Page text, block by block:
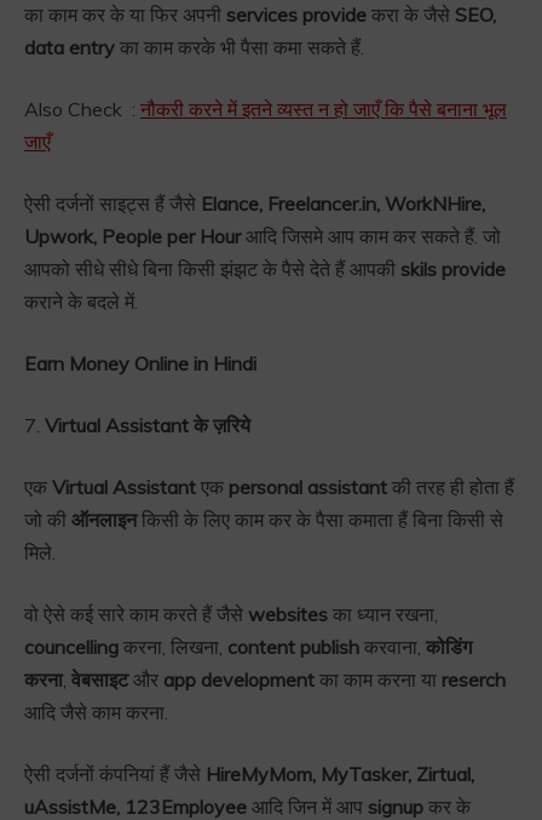
का काम कर के या फिर अपनी services provide करा के जैसे SEO,
data entry का काम करके भी पैसा कमा सकते हैं.
Also Check : नौकरी करने में इतने व्यस्त न हो जाएँ कि पैसे बनाना भूल
जाएँ
ऐसी दर्जनों साइट्स हैं जैसे Elance, Freelancer.in, WorkNHire,
Upwork, People per Hourआदि जिसमे आप काम कर सकते हैं. जो
आपको सीधे सीधे बिना किसी झंझट के पैसे देते हैं आपकी skils provide
कराने के बदले में.
Earn Money Online in Hindi
7. Virtual Assistant के ज़रिये
एक Virtual Assistant एक personal assistant की तरह ही होता हैं
जो की ऑनलाइनकिसी के लिए काम कर के पैसा कमाता हैं बिना किसी से
मिले.
वो ऐसे कई सारे काम करते हैं जैसे websites का ध्यान रखना,
councelling करना, लिखना, content publish करवाना, कोडिंग
करना, वेबसाइटऔर app development का काम करना या reserch
आदि जैसे काम करना.
ऐसी दर्जनों कंपनियां हैं जैसे HireMyMom, MyTasker, Zirtual,
uAssistMe, 123Employee आदि जिन में आप signup कर के